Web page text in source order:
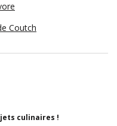
Coutch
culinaires !